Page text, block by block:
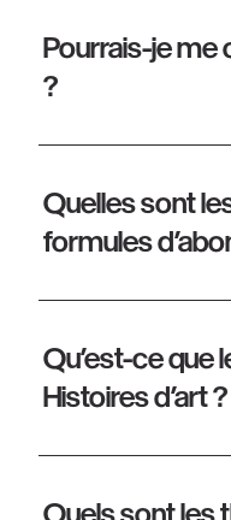
Pourrais-je me
?
Quelles sont
formules
Qu’est-ce que
Histoires d’art ?
Quels sont les